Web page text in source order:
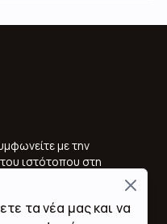
με την
ιστότοπου στη
μάρκετινγκ.
Close
τα νέα μας και να